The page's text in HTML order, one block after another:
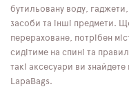
бутильовану воду, гаджети,
засоби та інші предмети.
перераховане, потрібен
сидітиме на спині та
такі аксесуари ви знайдете
LapaBags.